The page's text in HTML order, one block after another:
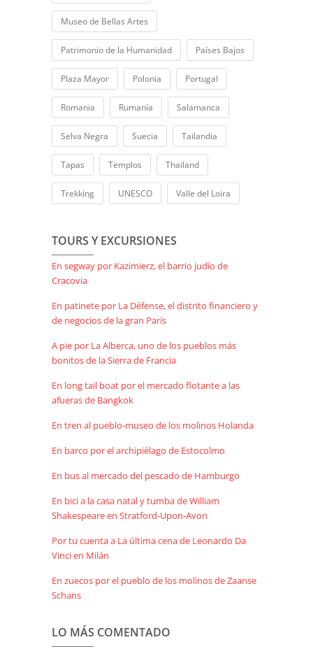
Museo de Bellas Artes
Patrimonio de la Humanidad Países Bajos
Plaza Mayor Polonia Portugal
Romania Rumanía Salamanca
Selva Negra Suecia Tailandia
Tapas Templos Thailand
Trekking UNESCO Valle del Loira
TOURS Y EXCURSIONES
En segway por Kazimierz, el barrio judío de
Cracovia
En patinete por La Défense, el distrito financiero y
de negocios de la gran París
A pie por La Alberca, uno de los pueblos más
bonitos de la Sierra de Francia
En long tail boat por el mercado flotante a las
afueras de Bangkok
En tren al pueblo-museo de los molinos Holanda
En barco por el archipiélago de Estocolmo
En bus al mercado del pescado de Hamburgo
En bici a la casa natal y tumba de William
Shakespeare en Stratford-Upon-Avon
Por tu cuenta a La última cena de Leonardo Da
Vinci en Milán
En zuecos por el pueblo de los molinos de Zaanse
Schans
LO MÁS COMENTADO